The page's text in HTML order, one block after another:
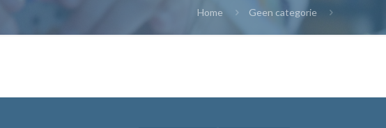
Home Geen categorie